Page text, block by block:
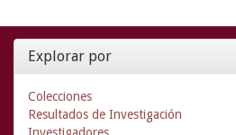
Explorar por
Colecciones
Resultados de Investigación